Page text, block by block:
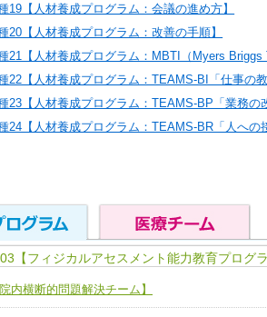
19【人材養成プログラム：会議の進め方】
20【人材養成プログラム：改善の手順】
21【人材養成プログラム：MBTI（Myers
22【人材養成プログラム：TEAMS-BI「仕事の
23【人材養成プログラム：TEAMS-BP「業務の
24【人材養成プログラム：TEAMS-BR「人への
１ 医療人としての基礎能力
を実践する医療人として、必要な基礎能力を身
病院内横断的問題解決チーム】
【フィジカルアセスメント能力教育プログ
内横断的問題解決チーム】